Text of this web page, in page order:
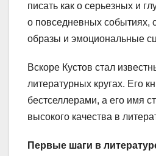
писать как о серьезных и
о повседневных событиях,
образы и эмоциональные
Вскоре Кустов стал
литературных кругах. Его
бестселлерами, а его имя
высокого качества в
Первые шаги в